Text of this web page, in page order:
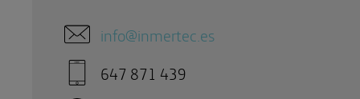
info@inmertec.es
647 871 439